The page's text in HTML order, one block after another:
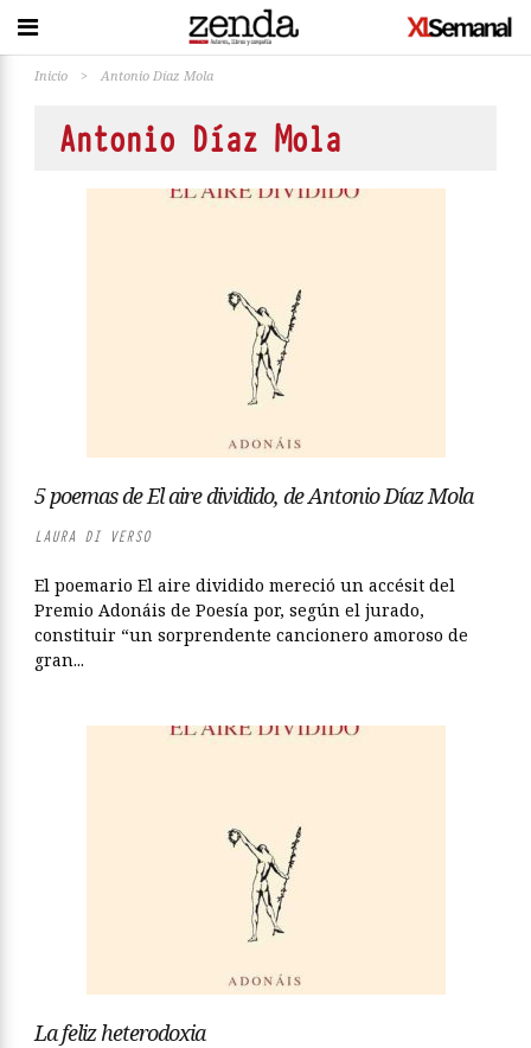
Inicio > Antonio Díaz Mola
Antonio Díaz Mola
5 poemas de El aire dividido, de Antonio Díaz Mola
LAURA DI VERSO
El poemario El aire dividido mereció un accésit del
Premio Adonáis de Poesía por, según el jurado,
constituir “un sorprendente cancionero amoroso de
gran...
La feliz heterodoxia